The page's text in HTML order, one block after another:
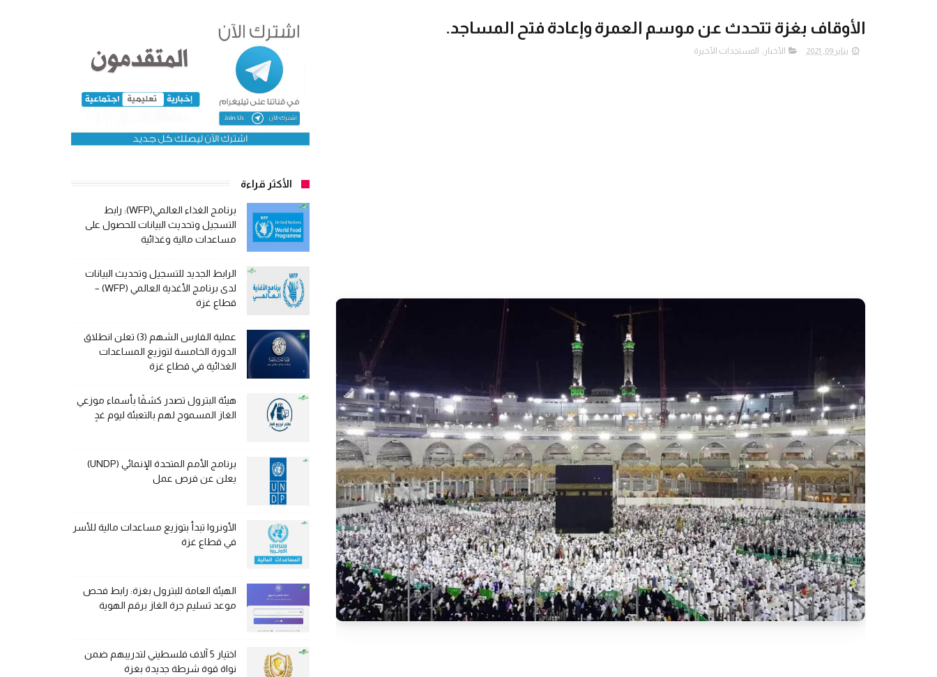
الأوقاف بغزة تتحدث عن موسم العمرة وإعادة فتح المساجد.
يناير 09, 2021 الأخبار , المستجدات الأخيرة
الأكثر قراءة
برنامج الغذاء العالمي(WFP): رابط
التسجيل وتحديث البيانات للحصول على
مساعدات مالية وغذائية
الرابط الجديد للتسجيل وتحديث البيانات
لدى برنامج الأغذية العالمي (WFP) –
قطاع غزة
عملية الفارس الشهم (3) تعلن انطلاق
الدورة الخامسة لتوزيع المساعدات
الغذائية في قطاع غزة
هيئة البترول تصدر كشفًا بأسماء موزعي
الغاز المسموح لهم بالتعبئة ليوم غدٍ
برنامج الأمم المتحدة الإنمائي (UNDP)
يعلن عن فرص عمل
الأونروا تبدأ بتوزيع مساعدات مالية للأسر
في قطاع غزة
الهيئة العامة للبترول بغزة: رابط فحص
موعد تسليم جرة الغاز برقم الهوية
اختيار 5 آلاف فلسطيني لتدريبهم ضمن
نواة قوة شرطة جديدة بغزة